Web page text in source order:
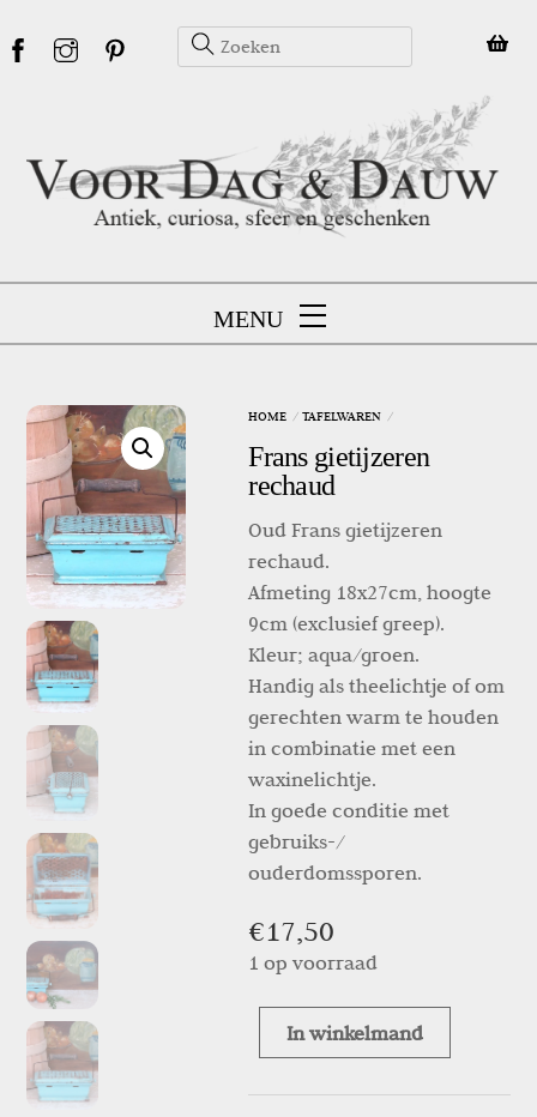
to
MENU
HOME TAFELWAREN
Frans gietijzeren
rechaud
Oud Frans gietijzeren
rechaud.
Afmeting 18x27cm, hoogte
9cm (exclusief greep).
Kleur; aqua/groen.
Handig als theelichtje of om
gerechten warm te houden
in combinatie met een
waxinelichtje.
In goede conditie met
gebruiks-/
ouderdomssporen.
€17,50
1 op voorraad
Frans
In winkelmand